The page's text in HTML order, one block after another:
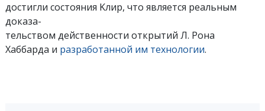
достигли состояния Kлир, что является реальным
доказа-
тельством действенности открытий Л. Рона
Хаббарда и разработанной им технологии.